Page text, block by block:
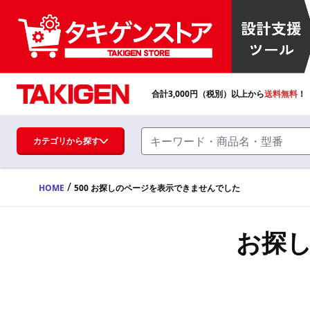
ハンドル・取手・つまみ・周辺機器
FA・A
合計3,000円（税別）以上から送料無料
カテゴリから探す
HOME / 500 お探しのページを表示できませんでした
お探